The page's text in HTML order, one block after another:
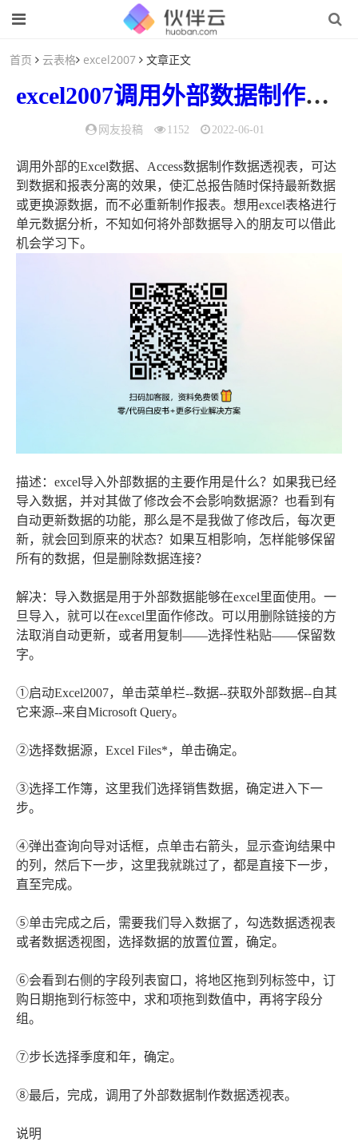
首页 云表格 excel2007 文章正文
excel2007调用外部数据制作数
网友投稿 1152 2022-06-01
调用外部的Excel数据、Access数据制作数据透视表，可达
到数据和报表分离的效果，使汇总报告随时保持最新数据
或更换源数据，而不必重新制作报表。想用excel表格进行
单元数据分析，不知如何将外部数据导入的朋友可以借此
机会学习下。
描述：excel导入外部数据的主要作用是什么？如果我已经
导入数据，并对其做了修改会不会影响数据源？也看到有
自动更新数据的功能，那么是不是我做了修改后，每次更
新，就会回到原来的状态？如果互相影响，怎样能够保留
所有的数据，但是删除数据连接？
解决：导入数据是用于外部数据能够在excel里面使用。一
旦导入，就可以在excel里面作修改。可以用删除链接的方
法取消自动更新，或者用复制——选择性粘贴——保留数
字。
①启动Excel2007，单击菜单栏--数据--获取外部数据--自其
它来源--来自Microsoft Query。
②选择数据源，Excel Files*，单击确定。
③选择工作簿，这里我们选择销售数据，确定进入下一
步。
④弹出查询向导对话框，点单击右箭头，显示查询结果中
的列，然后下一步，这里我就跳过了，都是直接下一步，
直至完成。
⑤单击完成之后，需要我们导入数据了，勾选数据透视表
或者数据透视图，选择数据的放置位置，确定。
⑥会看到右侧的字段列表窗口，将地区拖到列标签中，订
购日期拖到行标签中，求和项拖到数值中，再将字段分
组。
⑦步长选择季度和年，确定。
⑧最后，完成，调用了外部数据制作数据透视表。
说明